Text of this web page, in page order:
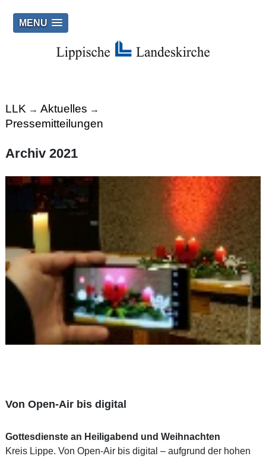
MENU
LLK → Aktuelles →
Pressemitteilungen
Archiv 2021
Von Open-Air bis digital
Gottesdienste an Heiligabend und Weihnachten
Kreis Lippe. Von Open-Air bis digital – aufgrund der hohen